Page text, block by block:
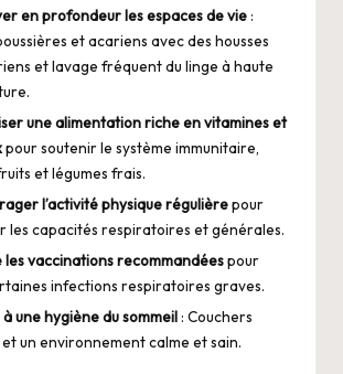
en profondeur les espaces de vie:
et acariens avec des housses
et lavage fréquent du linge à haute
une alimentation riche en vitamines et
pour soutenir le système immunitaire,
et légumes frais.
l’activité physique régulièrepour
les capacités respiratoires et générales.
les vaccinations recommandéespour
infections respiratoires graves.
une hygiène du sommeil: Couchers
un environnement calme et sain.